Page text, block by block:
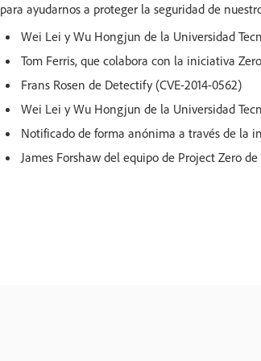
para ayudarnos a proteger la seguridad de
Wei Lei y Wu Hongjun de la Universidad
Tom Ferris, que colabora con la iniciativa
Frans Rosen de Detectify (CVE-2014-0562)
Wei Lei y Wu Hongjun de la Universidad
Notificado de forma anónima a través de la
James Forshaw del equipo de Project Zero de